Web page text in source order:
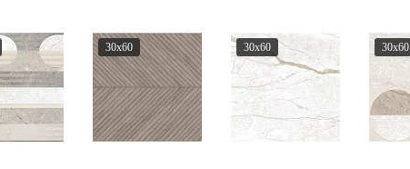
30x60 30x60 30x60